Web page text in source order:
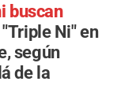
buscan
Ni" en
según
de la